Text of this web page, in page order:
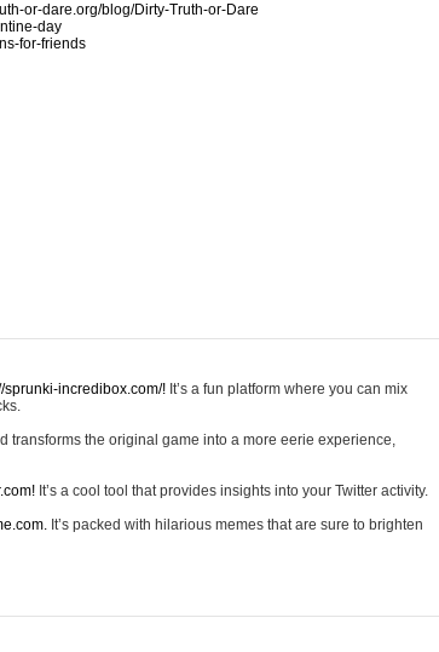
or-dare.org/blog/Dirty-Truth-or-Dare
day
for-friends
sprunki-incredibox.com/! It’s a fun platform where you can mix
transforms the original game into a more eerie experience,
It’s a cool tool that provides insights into your Twitter activity.
It’s packed with hilarious memes that are sure to brighten